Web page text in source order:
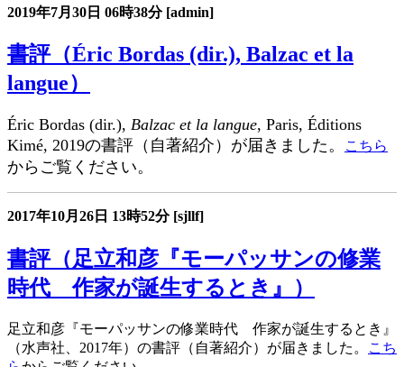
2019年7月30日 06時38分 [admin]
書評（Éric Bordas (dir.), Balzac et la
langue）
Éric Bordas (dir.), Balzac et la langue, Paris, Éditions
Kimé, 2019の書評（自著紹介）が届きました。
こちら
からご覧ください。
2017年10月26日 13時52分 [sjllf]
書評（足立和彦『モーパッサンの修業
時代 作家が誕生するとき』）
足立和彦『モーパッサンの修業時代 作家が誕生するとき』
（水声社、2017年）の書評（自著紹介）が届きました。
こち